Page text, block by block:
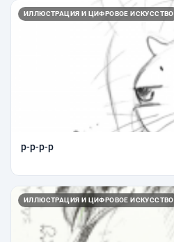
ИЛЛЮСТРАЦИЯ И ЦИФРОВОЕ ИСКУССТВО
р-р-р-р
ИЛЛЮСТРАЦИЯ И ЦИФРОВОЕ ИСКУССТВО